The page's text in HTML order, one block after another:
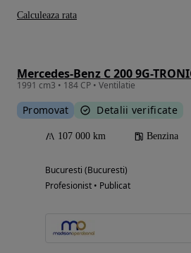
Mercedes-Benz C 200 9G-
1991 cm3 • 184 CP • Ventilatie
Promovat Detalii verificate
107 000 km Benzina
Bucuresti (Bucuresti)
Profesionist • Publicat
Calculeaza rata